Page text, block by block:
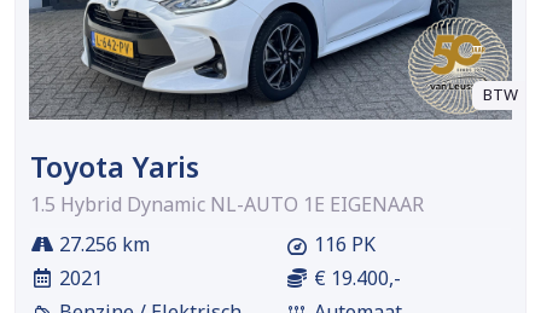
BTW
Toyota Yaris
1.5 Hybrid Dynamic NL-AUTO 1E EIGENAAR
27.256 km
2021
116 PK
€ 19.400,-